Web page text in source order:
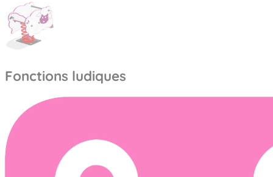
Fonctions ludiques